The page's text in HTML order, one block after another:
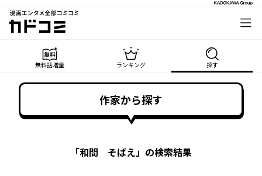
漫画エンタメ全部コミコミ
カドコミ
無料話増量 ランキング 探す
作家から探す
「和間 そばえ」の検索結果